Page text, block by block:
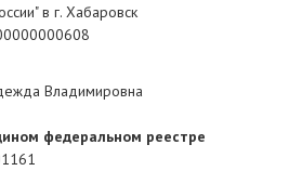
в г. Хабаровск
Владимировна
федеральном реестре